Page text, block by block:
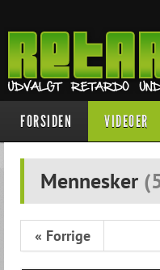
FORSIDEN VIDEOER
Mennesker (
« Forrige